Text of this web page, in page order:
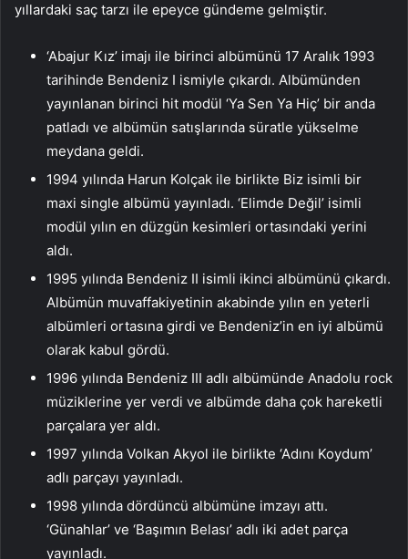
yıllardaki saç tarzı ile epeyce gündeme gelmiştir.
‘Abajur Kız’ imajı ile birinci albümünü 17 Aralık 1993
tarihinde Bendeniz I ismiyle çıkardı. Albümünden
yayınlanan birinci hit modül ‘Ya Sen Ya Hiç’ bir anda
patladı ve albümün satışlarında süratle yükselme
meydana geldi.
1994 yılında Harun Kolçak ile birlikte Biz isimli bir
maxi single albümü yayınladı. ‘Elimde Değil’ isimli
modül yılın en düzgün kesimleri ortasındaki yerini
aldı.
1995 yılında Bendeniz II isimli ikinci albümünü çıkardı.
Albümün muvaffakiyetinin akabinde yılın en yeterli
albümleri ortasına girdi ve Bendeniz’in en iyi albümü
olarak kabul gördü.
1996 yılında Bendeniz III adlı albümünde Anadolu rock
müziklerine yer verdi ve albümde daha çok hareketli
parçalara yer aldı.
1997 yılında Volkan Akyol ile birlikte ‘Adını Koydum’
adlı parçayı yayınladı.
1998 yılında dördüncü albümüne imzayı attı.
‘Günahlar’ ve ‘Başımın Belası’ adlı iki adet parça
yayınladı.